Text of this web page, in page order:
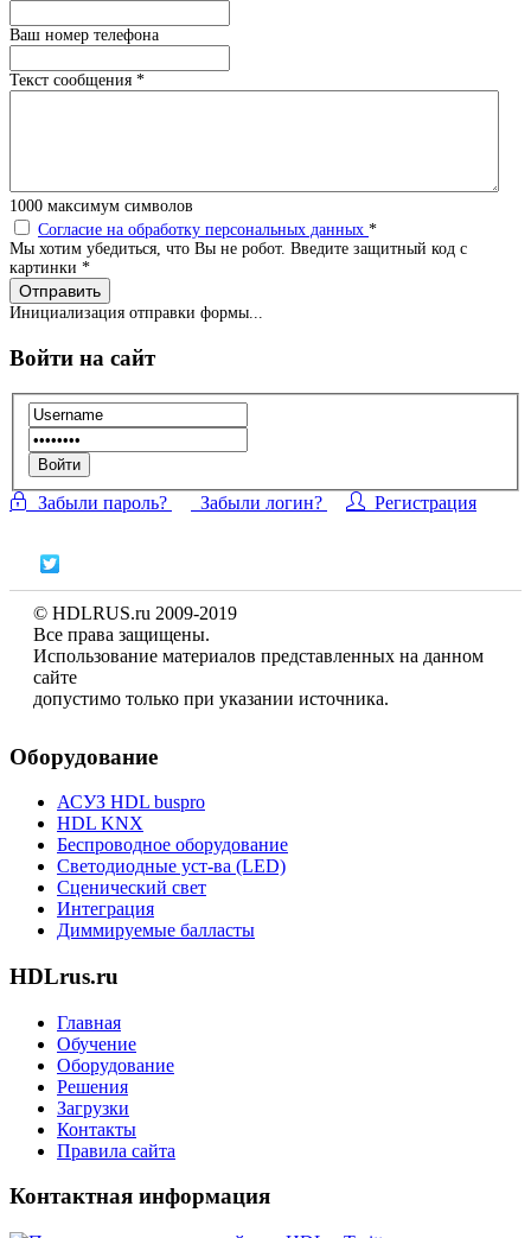
Ваш номер телефона
Текст сообщения *
1000 максимум символов
Согласие на обработку персональных данных *
Мы хотим убедиться, что Вы не робот. Введите защитный код с
картинки *
Отправить
Инициализация отправки формы...
Войти на сайт
Войти
Забыли пароль? Забыли логин? Регистрация
© HDLRUS.ru 2009-2019
Все права защищены.
Использование материалов представленных на данном
сайте
допустимо только при указании источника.
Оборудование
АСУЗ HDL buspro
HDL KNX
Беспроводное оборудование
Светодиодные уст-ва (LED)
Сценический свет
Интеграция
Диммируемые балласты
HDLrus.ru
Главная
Обучение
Оборудование
Решения
Загрузки
Контакты
Правила сайта
Контактная информация